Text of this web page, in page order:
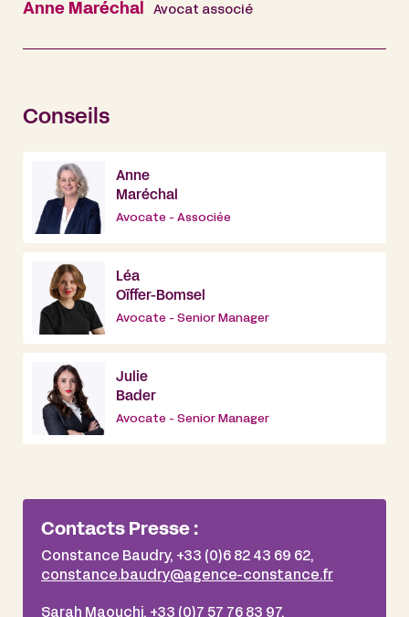
Anne Maréchal Avocat associé
Conseils
Anne
Maréchal
Avocate - Associée
Léa
Oïffer-Bomsel
Avocate - Senior Manager
Julie
Bader
Avocate - Senior Manager
Contacts Presse :
Constance Baudry, +33 (0)6 82 43 69 62,
constance.baudry@agence-constance.fr
Sarah Maouchi, +33 (0)7 57 76 83 97,